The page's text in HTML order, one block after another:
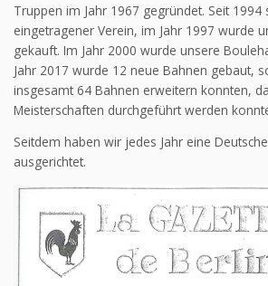
Truppen im Jahr 1967 gegründet. Seit 1994
eingetragener Verein, im Jahr 1997 wurde
gekauft. Im Jahr 2000 wurde unsere
Jahr 2017 wurde 12 neue Bahnen gebaut,
insgesamt 64 Bahnen erweitern konnten,
Meisterschaften durchgeführt werden
Seitdem haben wir jedes Jahr eine
ausgerichtet.